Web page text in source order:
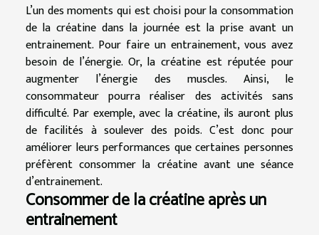
L’un des moments qui est choisi pour la consommation
de la créatine dans la journée est la prise avant un
entrainement. Pour faire un entrainement, vous avez
besoin de l’énergie. Or, la créatine est réputée pour
augmenter l’énergie des muscles. Ainsi, le
consommateur pourra réaliser des activités sans
difficulté. Par exemple, avec la créatine, ils auront plus
de facilités à soulever des poids. C’est donc pour
améliorer leurs performances que certaines personnes
préfèrent consommer la créatine avant une séance
d’entrainement.
Consommer de la créatine après un
entrainement